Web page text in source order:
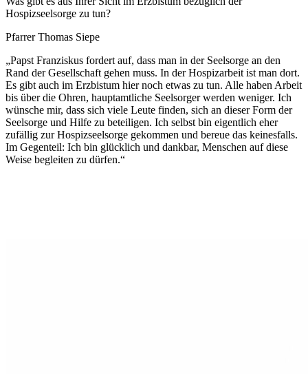
Hospizseelsorge zu tun?
Pfarrer Thomas Siepe
„Papst Franziskus fordert auf, dass man in der Seelsorge an den
Rand der Gesellschaft gehen muss. In der Hospizarbeit ist man dort.
Es gibt auch im Erzbistum hier noch etwas zu tun. Alle haben Arbeit
bis über die Ohren, hauptamtliche Seelsorger werden weniger. Ich
wünsche mir, dass sich viele Leute finden, sich an dieser Form der
Seelsorge und Hilfe zu beteiligen. Ich selbst bin eigentlich eher
zufällig zur Hospizseelsorge gekommen und bereue das keinesfalls.
Im Gegenteil: Ich bin glücklich und dankbar, Menschen auf diese
Weise begleiten zu dürfen.“